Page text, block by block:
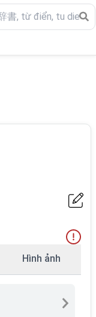
Hình ảnh